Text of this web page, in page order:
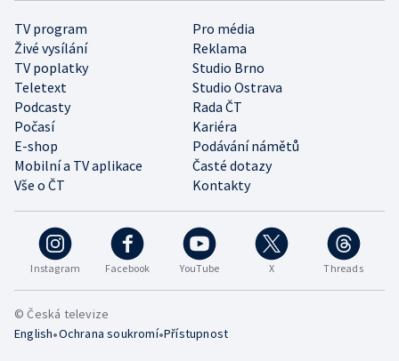
Instagram Facebook YouTube X Threads
TV program
Pro média
Živé vysílání
Reklama
TV poplatky
Studio Brno
Teletext
Studio Ostrava
Podcasty
Rada ČT
Počasí
Kariéra
E-shop
Podávání námětů
Mobilní a TV aplikace
Časté dotazy
Vše o ČT
Kontakty
© Česká televize
English•Ochrana soukromí•Přístupnost